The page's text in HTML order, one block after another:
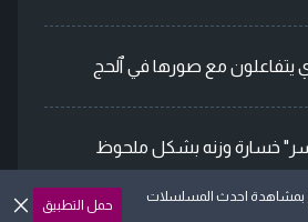
يتفاعلون مع صورها في ٱلحج
خسارة وزنه بشكل ملحوظ
بمشاهدة احدث المسلسلات
حمل التطبيق